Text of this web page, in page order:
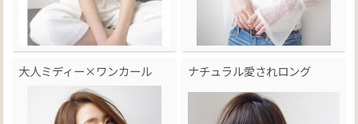
大人ミディー×ワンカール ナチュラル愛されロング